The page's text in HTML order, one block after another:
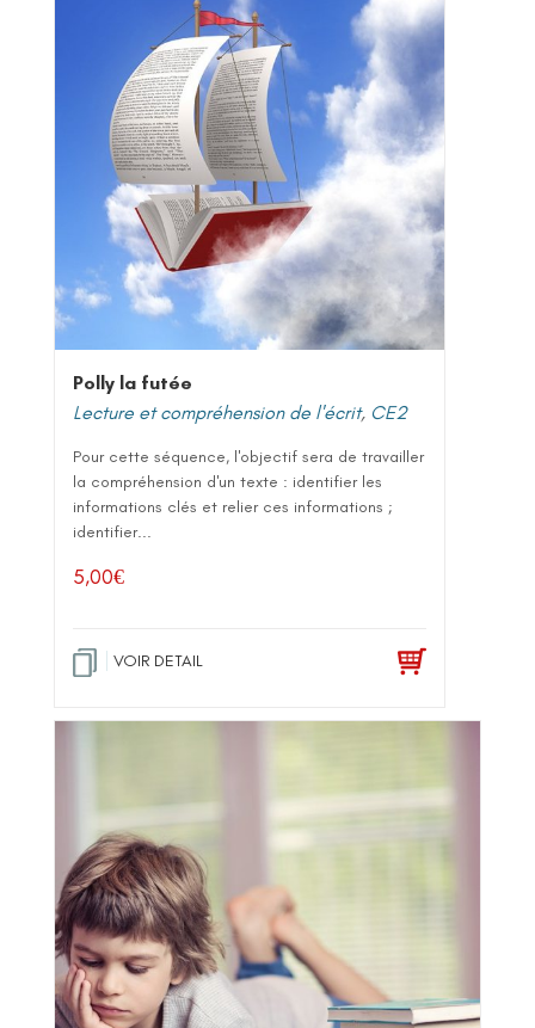
Polly la futée
Lecture et compréhension de l'écrit, CE2
Pour cette séquence, l'objectif sera de travailler
la compréhension d'un texte : identifier les
informations clés et relier ces informations ;
identifier...
5,00€
VOIR DETAIL